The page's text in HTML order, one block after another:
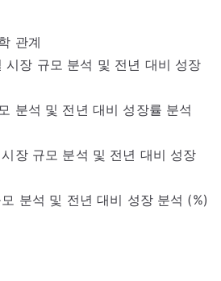
관계
시장 규모 분석 및 전년 대비 성장
분석 및 전년 대비 성장률 분석
장 규모 분석 및 전년 대비 성장
분석 및 전년 대비 성장 분석 (%)